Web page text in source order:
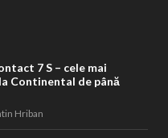
7 S – cele mai
Continental de până
Hriban